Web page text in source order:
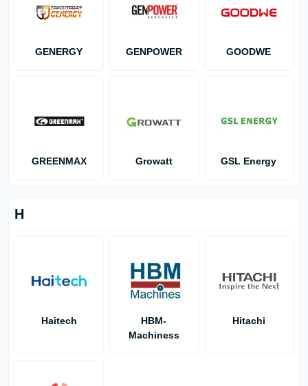
GENERGY GENPOWER GOODWE
GREENMAX Growatt GSL Energy
H
Haitech
HBM-
Machiness
Hitachi